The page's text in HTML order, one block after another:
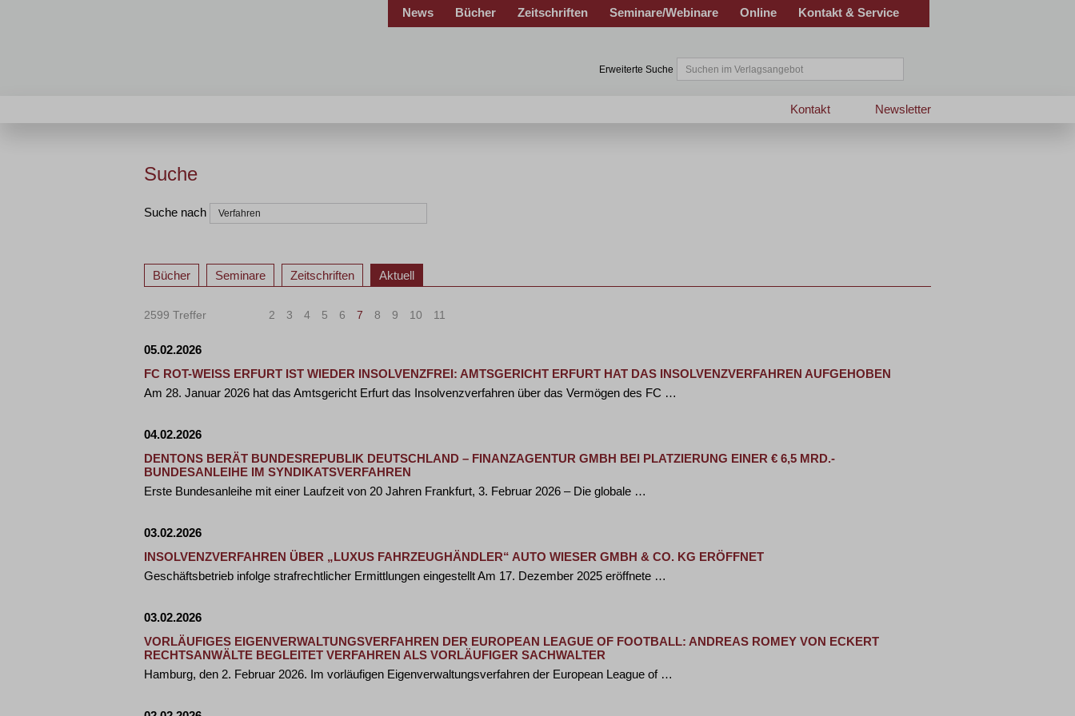
News Bücher Zeitschriften Seminare/Webinare Online Kontakt & Service
Erweiterte Suche
Newsletter
Kontakt
Suche
Suche nach
Bücher Seminare Zeitschriften Aktuell
2599 Treffer 2 3 4 5 6 7 8 9 10 11
05.02.2026
FC ROT-WEISS ERFURT IST WIEDER INSOLVENZFREI: AMTSGERICHT ERFURT HAT DAS INSOLVENZVERFAHREN AUFGEHOBEN
Am 28. Januar 2026 hat das Amtsgericht Erfurt das Insolvenzverfahren über das Vermögen des FC …
04.02.2026
DENTONS BERÄT BUNDESREPUBLIK DEUTSCHLAND – FINANZAGENTUR GMBH BEI PLATZIERUNG EINER € 6,5 MRD.-
BUNDESANLEIHE IM SYNDIKATSVERFAHREN
Erste Bundesanleihe mit einer Laufzeit von 20 Jahren Frankfurt, 3. Februar 2026 – Die globale …
03.02.2026
INSOLVENZVERFAHREN ÜBER „LUXUS FAHRZEUGHÄNDLER“ AUTO WIESER GMBH & CO. KG ERÖFFNET
Geschäftsbetrieb infolge strafrechtlicher Ermittlungen eingestellt Am 17. Dezember 2025 eröffnete …
03.02.2026
VORLÄUFIGES EIGENVERWALTUNGSVERFAHREN DER EUROPEAN LEAGUE OF FOOTBALL: ANDREAS ROMEY VON ECKERT
RECHTSANWÄLTE BEGLEITET VERFAHREN ALS VORLÄUFIGER SACHWALTER
Hamburg, den 2. Februar 2026. Im vorläufigen Eigenverwaltungsverfahren der European League of …